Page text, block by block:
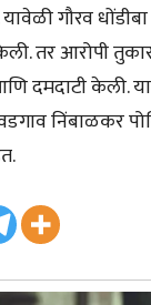
गौरव
केली. तर आरोपी
दमदाटी केली.
निंबाळकर